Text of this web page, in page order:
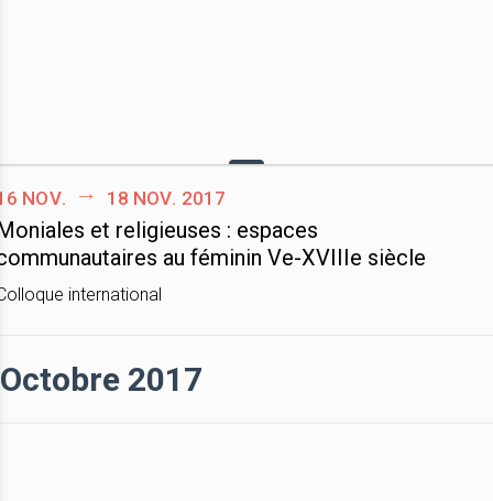
nov. 18 nov. 2017
et religieuses : espaces
au féminin Ve-XVIIIe siècle
international
Octobre 2017